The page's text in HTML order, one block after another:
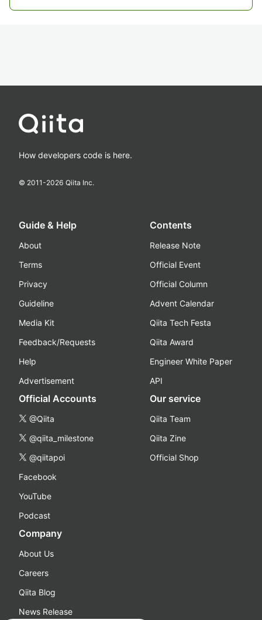
How developers code is here.
© 2011-2026 Qiita Inc.
Guide & Help
About
Terms
Privacy
Guideline
Media Kit
Feedback/Requests
Help
Advertisement
Contents
Release Note
Official Event
Official Column
Advent Calendar
Qiita Tech Festa
Qiita Award
Engineer White Paper
API
Official Accounts
@Qiita
@qiita_milestone
@qiitapoi
Facebook
YouTube
Podcast
Our service
Qiita Team
Qiita Zine
Official Shop
Company
About Us
Careers
Qiita Blog
News Release